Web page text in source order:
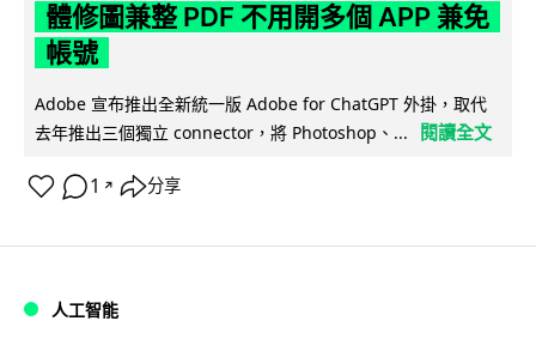
體修圖兼整 PDF 不用開多個 APP 兼免
帳號
Adobe 宣布推出全新統一版 Adobe for ChatGPT 外掛，取代
去年推出三個獨立 connector，將 Photoshop、...
閱讀全文
1 ↗ 分享
人工智能